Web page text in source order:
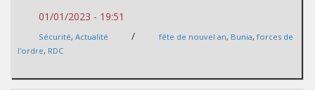
01/01/2023 - 19:51
Sécurité, Actualité / fête de nouvel an, Bunia, forces de
l'ordre, RDC